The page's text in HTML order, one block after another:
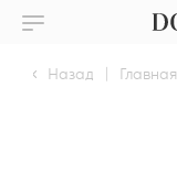
Назад | Главная